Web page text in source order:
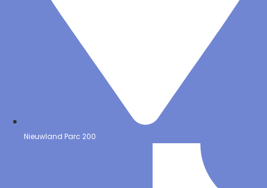
Nieuwland Parc 200